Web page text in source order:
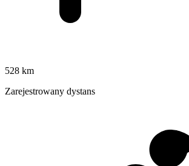
528 km
Zarejestrowany dystans